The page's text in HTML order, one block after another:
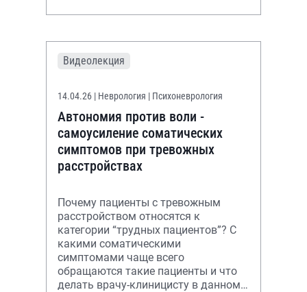
Видеолекция
14.04.26 | Неврология | Психоневрология
Автономия против воли -
самоусиление соматических
симптомов при тревожных
расстройствах
Почему пациенты с тревожным
расстройством относятся к
категории “трудных пациентов”? С
какими соматическими
симптомами чаще всего
обращаются такие пациенты и что
делать врачу-клиницисту в данном